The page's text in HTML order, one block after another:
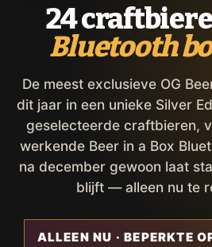
24
Bluetooth
De meest exclusieve OG
dit jaar in een unieke Silver
geselecteerde craftbieren,
werkende Beer in a Box
na december gewoon laat
blijft — alleen nu te
ALLEEN NU · BEPERKTE